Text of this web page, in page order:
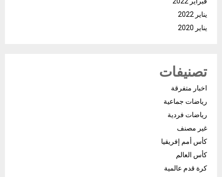
يناير 2022
يناير 2020
تصنيفات
اخبار متفرقة
رياضات جماعية
رياضات فردية
غير مصنف
كأس أمم إفريقيا
كأس العالم
كرة قدم عالمية